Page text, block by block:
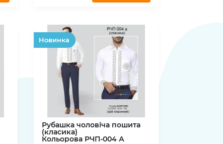
Hовинка
Рубашка чоловіча пошита
(класика)
Кольорова РЧП-004 А